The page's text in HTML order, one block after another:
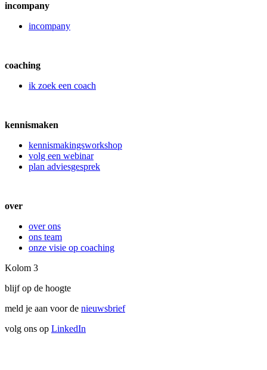
incompany
incompany
coaching
ik zoek een coach
kennismaken
kennismakingsworkshop
volg een webinar
plan adviesgesprek
over
over ons
ons team
onze visie op coaching
Kolom 3
blijf op de hoogte
meld je aan voor de nieuwsbrief
volg ons op LinkedIn